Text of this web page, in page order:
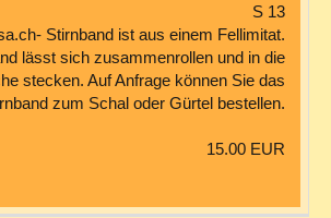
S 13
Stirnband ist aus einem Fellimitat.
lässt sich zusammenrollen und in die
stecken. Auf Anfrage können Sie das
zum Schal oder Gürtel bestellen.
15.00 EUR